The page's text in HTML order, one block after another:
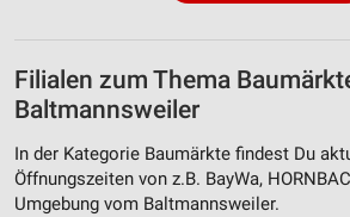
Filialen zum Thema
Baltmannsweiler
In der Kategorie Baumärkte findest Du
Öffnungszeiten von z.B. BayWa,
Umgebung vom Baltmannsweiler.